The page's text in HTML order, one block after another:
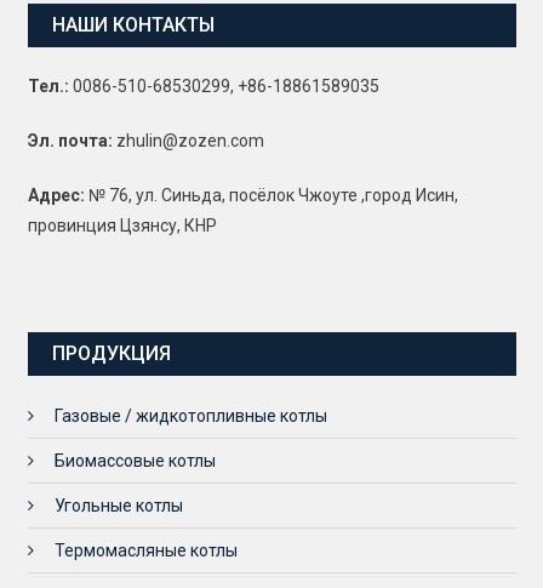
НАШИ КОНТАКТЫ
Тел.: 0086-510-68530299, +86-18861589035
Эл. почта: zhulin@zozen.com
Адрес: № 76, ул. Синьда, посёлок Чжоуте ,город Исин,
провинция Цзянсу, КНР
ПРОДУКЦИЯ
Газовые / жидкотопливные котлы
Биомассовые котлы
Угольные котлы
Термомасляные котлы